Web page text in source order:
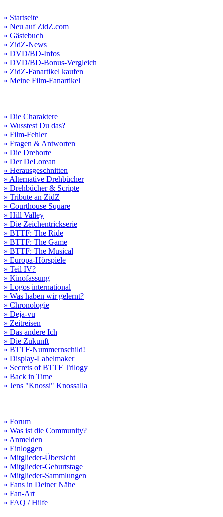
» Startseite
» Neu auf ZidZ.com
» Gästebuch
» ZidZ-News
» DVD/BD-Infos
» DVD/BD-Bonus-Vergleich
» ZidZ-Fanartikel kaufen
» Meine Film-Fanartikel
» Die Charaktere
» Wusstest Du das?
» Film-Fehler
» Fragen & Antworten
» Die Drehorte
» Der DeLorean
» Herausgeschnitten
» Alternative Drehbücher
» Drehbücher & Scripte
» Tribute an ZidZ
» Courthouse Square
» Hill Valley
» Die Zeichentrickserie
» BTTF: The Ride
» BTTF: The Game
» BTTF: The Musical
» Europa-Hörspiele
» Teil IV?
» Kinofassung
» Logos international
» Was haben wir gelernt?
» Chronologie
» Deja-vu
» Zeitreisen
» Das andere Ich
» Die Zukunft
» BTTF-Nummernschild!
» Display-Labelmaker
» Secrets of BTTF Trilogy
» Back in Time
» Jens "Knossi" Knossalla
» Forum
» Was ist die Community?
» Anmelden
» Einloggen
» Mitglieder-Übersicht
» Mitglieder-Geburtstage
» Mitglieder-Sammlungen
» Fans in Deiner Nähe
» Fan-Art
» FAQ / Hilfe